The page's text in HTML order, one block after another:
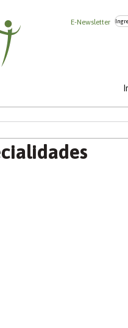
E-Newsletter